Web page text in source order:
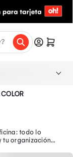
todo lo
tu organización